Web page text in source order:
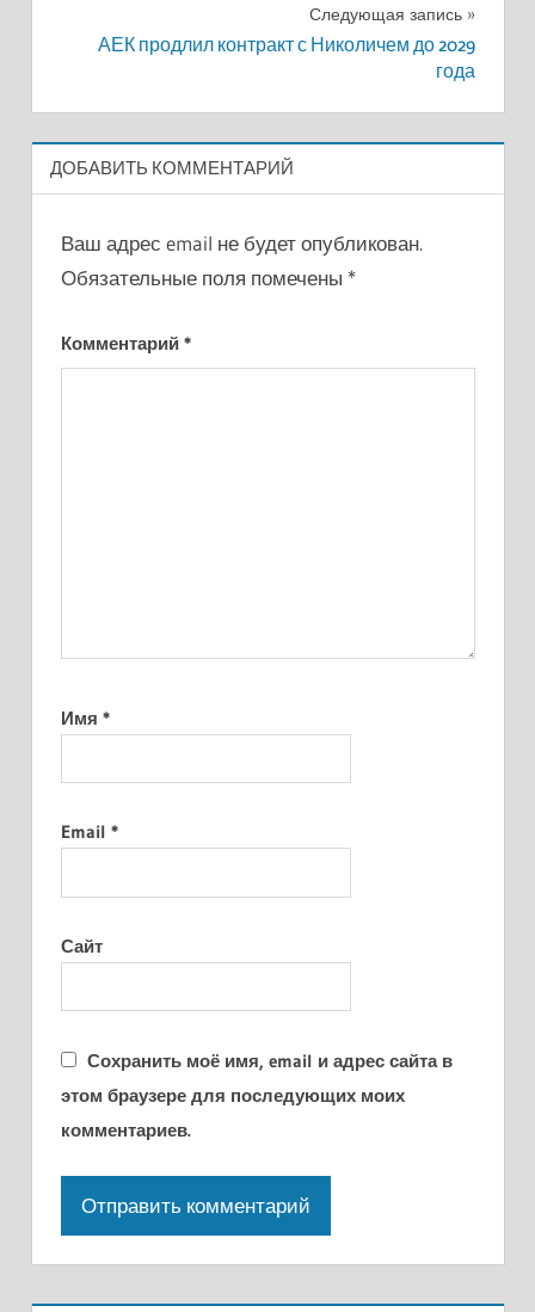
Следующая запись
АЕК продлил контракт с Николичем до 2029
года
ДОБАВИТЬ КОММЕНТАРИЙ
Ваш адрес email не будет опубликован.
Обязательные поля помечены *
Комментарий *
Имя *
Email *
Сайт
Сохранить моё имя, email и адрес сайта в
этом браузере для последующих моих
комментариев.